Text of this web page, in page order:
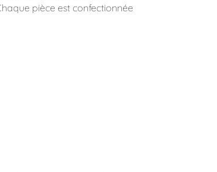
pièce est confectionnée